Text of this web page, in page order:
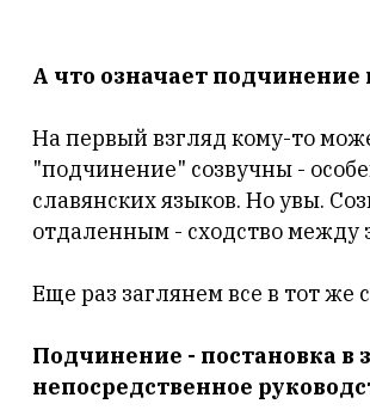
А что означает подчинение
На первый взгляд кому-то
"подчинение" созвучны -
славянских языков. Но увы.
отдаленным - сходство между
Еще раз заглянем все в тот же
Подчинение - постановка в
непосредственное